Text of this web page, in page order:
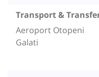
Transport &
Aeroport Otopeni
Galati